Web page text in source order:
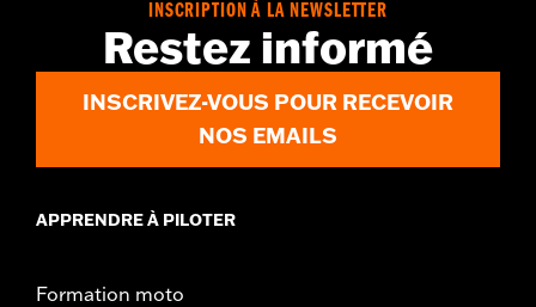
INSCRIPTION À LA NEWSLETTER
Restez informé
INSCRIVEZ-VOUS POUR RECEVOIR
NOS EMAILS
APPRENDRE À PILOTER
Formation moto